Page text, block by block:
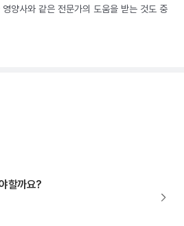
양사와 같은 전문가의 도움을 받는 것도 중
할까요?